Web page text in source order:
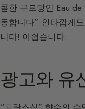
콤한 구르망인 Eau
동합니다”. 안타깝게
니다! 아쉽습니다.
광고와 유